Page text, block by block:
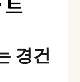
경건